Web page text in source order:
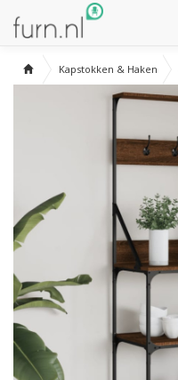
Kapstokken & Haken